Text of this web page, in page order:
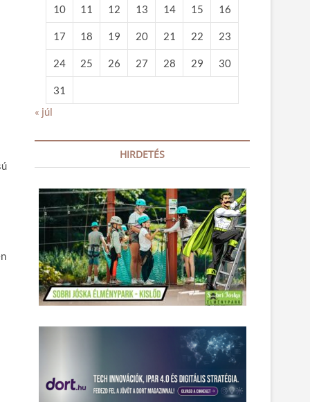
10 11 12 13 14 15 16
17 18 19 20 21 22 23
24 25 26 27 28 29 30
31
« júl
HIRDETÉS